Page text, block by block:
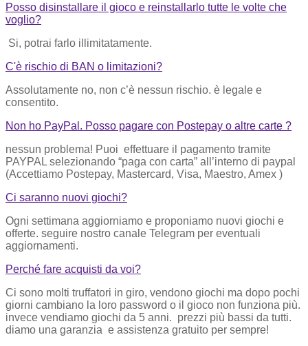
Posso disinstallare il gioco e reinstallarlo tutte le volte che
voglio?
Si, potrai farlo illimitatamente.
C'è rischio di BAN o limitazioni?
Assolutamente no, non c’è nessun rischio. è legale e
consentito.
Non ho PayPal. Posso pagare con Postepay o altre carte ?
nessun problema! Puoi effettuare il pagamento tramite
PAYPAL selezionando “paga con carta” all’interno di paypal
(Accettiamo Postepay, Mastercard, Visa, Maestro, Amex )
Ci saranno nuovi giochi?
Ogni settimana aggiorniamo e proponiamo nuovi giochi e
offerte. seguire nostro canale Telegram per eventuali
aggiornamenti.
Perché fare acquisti da voi?
Ci sono molti truffatori in giro, vendono giochi ma dopo pochi
giorni cambiano la loro password o il gioco non funziona più.
invece vendiamo giochi da 5 anni. prezzi più bassi da tutti.
diamo una garanzia e assistenza gratuito per sempre!